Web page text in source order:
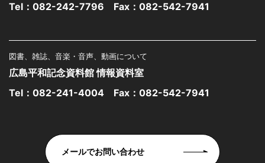
Tel： 082-242-7796 Fax：082-542-7941
図書、雑誌、音楽・音声、動画について
広島平和記念資料館 情報資料室
Tel： 082-241-4004 Fax：082-542-7941
メールでお問い合わせ